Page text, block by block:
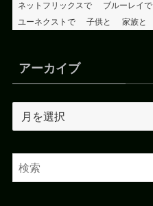
ネットフリックスで
ブルーレイで
ユーネクストで
子供と 家族と
アーカイブ
ー
イ